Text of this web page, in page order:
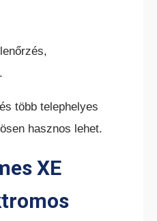
több telephelyes
hasznos lehet.
XE